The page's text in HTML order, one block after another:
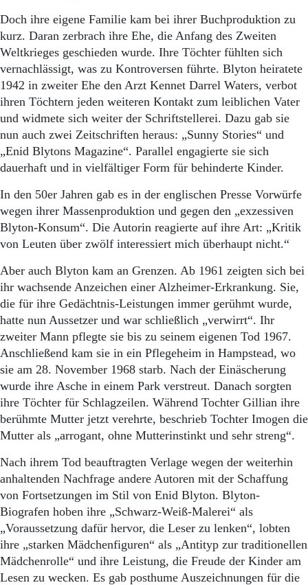
Doch ihre eigene Familie kam bei ihrer Buchproduktion zu
kurz. Daran zerbrach ihre Ehe, die Anfang des Zweiten
Weltkrieges geschieden wurde. Ihre Töchter fühlten sich
vernachlässigt, was zu Kontroversen führte. Blyton heiratete
1942 in zweiter Ehe den Arzt Kennet Darrel Waters, verbot
ihren Töchtern jeden weiteren Kontakt zum leiblichen Vater
und widmete sich weiter der Schriftstellerei. Dazu gab sie
nun auch zwei Zeitschriften heraus: „Sunny Stories“ und
„Enid Blytons Magazine“. Parallel engagierte sie sich
dauerhaft und in vielfältiger Form für behinderte Kinder.
In den 50er Jahren gab es in der englischen Presse Vorwürfe
we­gen ihrer Massenproduktion und gegen den „exzessiven
Blyton-Konsum“. Die Autorin reagierte auf ihre Art: „Kritik
von Leuten über zwölf interessiert mich überhaupt nicht.“
Aber auch Blyton kam an Grenzen. Ab 1961 zeigten sich bei
ihr wachsende Anzeichen einer Alzheimer-Erkrankung. Sie,
die für ihre Gedächtnis-Leistungen im­mer gerühmt wurde,
hatte nun Aussetzer und war schließlich „verwirrt“. Ihr
zweiter Mann pflegte sie bis zu seinem eigenen Tod 1967.
Anschließend kam sie in ein Pflegeheim in Hampstead, wo
sie am 28. November 1968 starb. Nach der Einäscherung
wurde ihre Asche in einem Park verstreut. Danach sorgten
ihre Töchter für Schlagzeilen. Während Tochter Gillian ihre
berühmte Mutter jetzt verehrte, beschrieb Tochter Imogen die
Mutter als „arrogant, ohne Mutterinstinkt und sehr streng“.
Nach ihrem Tod beauftragten Verlage wegen der weiterhin
anhaltenden Nachfrage andere Autoren mit der Schaffung
von Fortsetzungen im Stil von Enid Blyton. Blyton-
Biografen hoben ihre „Schwarz-Weiß-Malerei“ als
„Voraussetzung dafür hervor, die Leser zu lenken“, lobten
ihre „starken Mädchenfiguren“ als „Antityp zur traditionellen
Mädchenrolle“ und ihre Leistung, die Freude der Kinder am
Lesen zu wecken. Es gab posthume Auszeichnungen für die